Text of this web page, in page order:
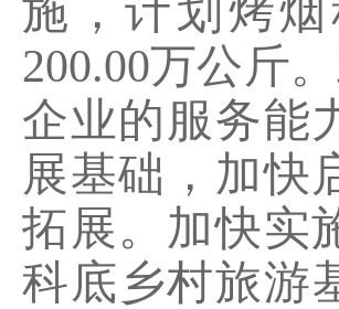
施，计划烤
200.00万公斤
企业的服务能
展基础，加快
拓展。加快实
科底乡村旅游